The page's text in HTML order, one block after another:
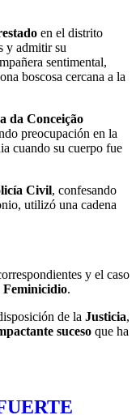
en el distrito
y admitir su
sentimental,
boscosa cercana a la
da Conceição
preocupación en la
cuando su cuerpo fue
Civil, confesando
utilizó una cadena
y el caso
Feminicidio.
de la Justicia,
suceso que ha